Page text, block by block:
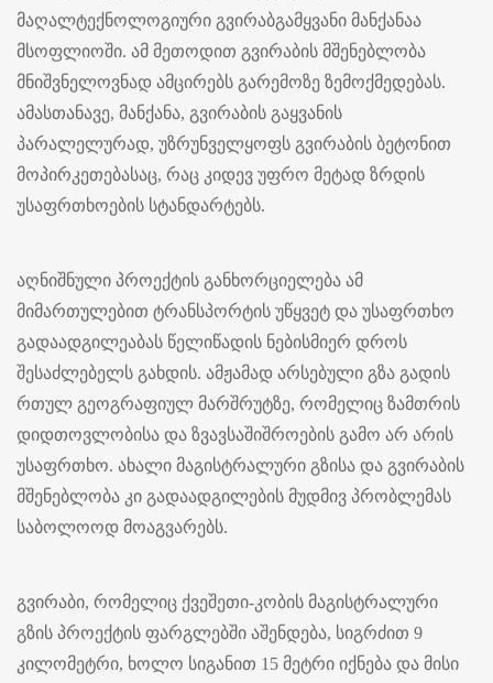
მაღალტექნოლოგიური გვირაბგამყვანი მანქანაა
მსოფლიოში. ამ მეთოდით გვირაბის მშენებლობა
მნიშვნელოვნად ამცირებს გარემოზე ზემოქმედებას.
ამასთანავე, მანქანა, გვირაბის გაყვანის
პარალელურად, უზრუნველყოფს გვირაბის ბეტონით
მოპირკეთებასაც, რაც კიდევ უფრო მეტად ზრდის
უსაფრთხოების სტანდარტებს.
აღნიშნული პროექტის განხორციელება ამ
მიმართულებით ტრანსპორტის უწყვეტ და უსაფრთხო
გადაადგილეაბას წელიწადის ნებისმიერ დროს
შესაძლებელს გახდის. ამჟამად არსებული გზა გადის
რთულ გეოგრაფიულ მარშრუტზე, რომელიც ზამთრის
დიდთოვლობისა და ზვავსაშიშროების გამო არ არის
უსაფრთხო. ახალი მაგისტრალური გზისა და გვირაბის
მშენებლობა კი გადაადგილების მუდმივ პრობლემას
საბოლოოდ მოაგვარებს.
გვირაბი, რომელიც ქვეშეთი-კობის მაგისტრალური
გზის პროექტის ფარგლებში აშენდება, სიგრძით 9
კილომეტრი, ხოლო სიგანით 15 მეტრი იქნება და მისი